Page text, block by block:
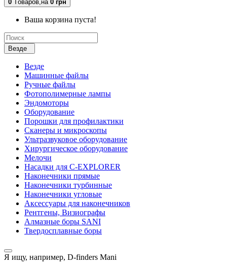
0 Tоваров, на 0 грн
Ваша корзина пуста!
Везде
Везде
Машинные файлы
Ручные файлы
Фотополимерные лампы
Эндомоторы
Оборудование
Порошки для профилактики
Сканеры и микроскопы
Ультразвуковое оборудование
Хирургическое оборудование
Мелочи
Насадки для C-EXPLORER
Наконечники прямые
Наконечники турбинные
Наконечники угловые
Аксессуары для наконечников
Рентгены, Визиографы
Алмазные боры SANI
Твердосплавные боры
Я ищу, например, D-finders Mani